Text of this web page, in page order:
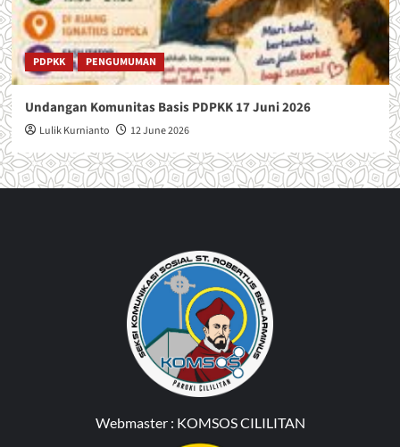
PDPKK PENGUMUMAN
Undangan Komunitas Basis PDPKK 17 Juni 2026
Lulik Kurnianto 12 June 2026
Webmaster : KOMSOS CILILITAN